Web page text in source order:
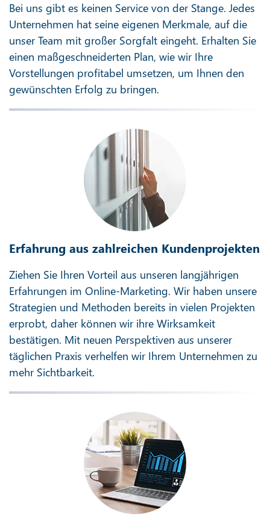
Bei uns gibt es keinen Service von der Stange. Jedes
Unternehmen hat seine eigenen Merkmale, auf die
unser Team mit großer Sorgfalt eingeht. Erhalten Sie
einen maßgeschneiderten Plan, wie wir Ihre
Vorstellungen profitabel umsetzen, um Ihnen den
gewünschten Erfolg zu bringen.
Erfahrung aus zahlreichen Kundenprojekten
Ziehen Sie Ihren Vorteil aus unseren langjährigen
Erfahrungen im Online-Marketing. Wir haben unsere
Strategien und Methoden bereits in vielen Projekten
erprobt, daher können wir ihre Wirksamkeit
bestätigen. Mit neuen Perspektiven aus unserer
täglichen Praxis verhelfen wir Ihrem Unternehmen zu
mehr Sichtbarkeit.